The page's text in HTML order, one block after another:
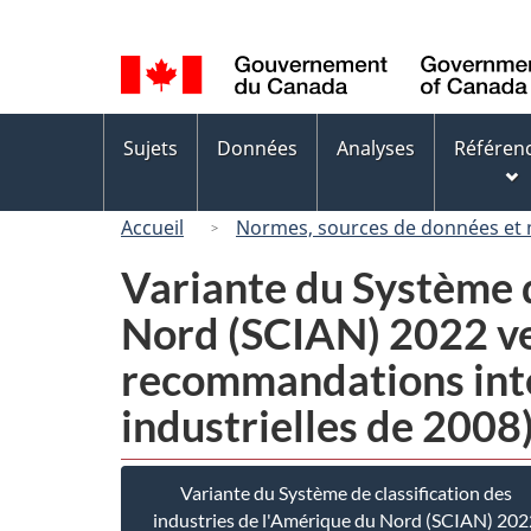
de
la
langue
des
Sujets Données Analyses
Accueil
Normes, sources de données et
Variante du
Nord (SCIAN) 2022
recommandations
industrielles de 2008)
Variante du Système de classification des
industries de l'Amérique du Nord (SCIAN)